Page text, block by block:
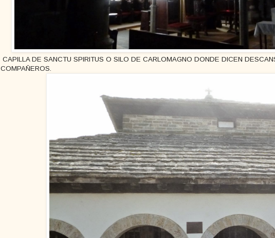
CAPILLA DE SANCTU SPIRITUS O SILO DE CARLOMAGNO DONDE DICEN
COMPAÑEROS.